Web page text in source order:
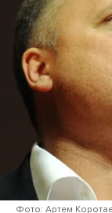
Фото: Артем